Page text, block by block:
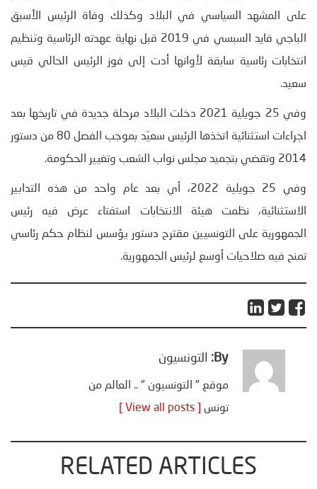
على المشهد السياسي في البلاد وكذلك وفاة الرئيس الأسبق
الباجي قايد السبسي في 2019 قبل نهاية عهدته الرئاسية وتنظيم
انتخابات رئاسية سابقة لأوانها أدت إلى فوز الرئيس الحالي قيس
سعيد.
وفي 25 جويلية 2021 دخلت البلاد مرحلة جديدة في تاريخها بعد
اجراءات استثنائية اتخذها الرئيس سعيّد بموجب الفصل 80 من دستور
2014 وتقضي بتجميد مجلس نواب الشعب وتغيير الحكومة.
وفي 25 جويلية 2022، أي بعد عام واحد من هذه التدابير
الاستثنائية، نظمت هيئة الانتخابات استفتاء عرض فيه رئيس
الجمهورية على التونسيين مقترح دستور يؤسس لنظام حكم رئاسي
تمنح فيه صلاحيات أوسع لرئيس الجمهورية.
By: التونسيون
موقع " التونسيون " .. العالم من
تونس
RELATED ARTICLES